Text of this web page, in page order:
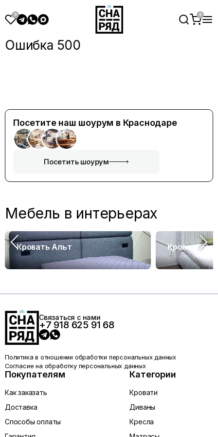
Ошибка 500
Посетите наш шоурум в Краснодаре
Посетить шоурум
Мебель в интерьерах
Кровать Альт Кровать
Связаться с нами
+7 918 625 91 68
Политика в отношении обработки персональных данных
Согласие на обработку персональных данных
Покупателям
Как заказать
Доставка
Способы оплаты
Категории
Кровати
Диваны
Кресла